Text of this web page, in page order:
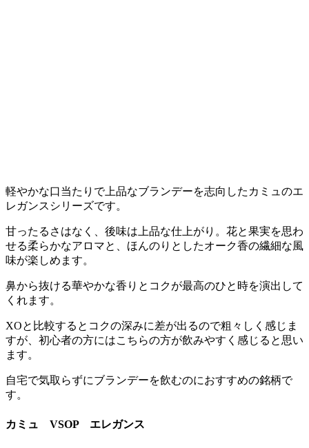
軽やかな口当たりで上品なブランデーを志向したカミュのエ
レガンスシリーズです。
甘ったるさはなく、後味は上品な仕上がり。花と果実を思わ
せる柔らかなアロマと、ほんのりとしたオーク香の繊細な風
味が楽しめます。
鼻から抜ける華やかな香りとコクが最高のひと時を演出して
くれます。
XOと比較するとコクの深みに差が出るので粗々しく感じま
すが、初心者の方にはこちらの方が飲みやすく感じると思い
ます。
自宅で気取らずにブランデーを飲むのにおすすめの銘柄で
す。
カミュ VSOP エレガンス